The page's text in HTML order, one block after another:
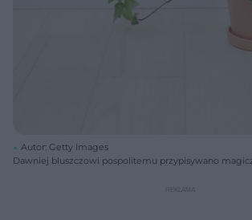
Autor: Getty Images
Dawniej bluszczowi pospolitemu przypisywano